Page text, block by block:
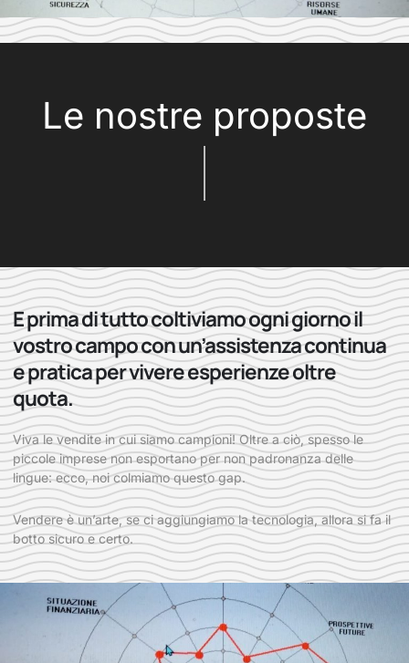
Le nostre proposte
E prima di tutto coltiviamo ogni giorno il
vostro campo con un’assistenza continua
e pratica per vivere esperienze oltre
quota.
Viva le vendite in cui siamo campioni! Oltre a ciò, spesso le
piccole imprese non esportano per non padronanza delle
lingue: ecco, noi colmiamo questo gap.
Vendere è un’arte, se ci aggiungiamo la tecnologia, allora si fa il
botto sicuro e certo.